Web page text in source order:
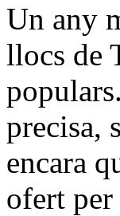
Un any
llocs de
precisa,
encara
ofert